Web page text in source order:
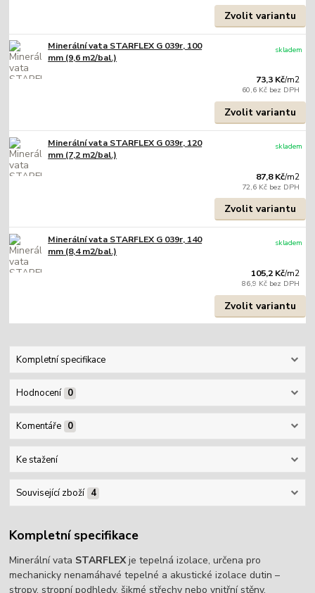
Zvolit variantu
Minerální vata STARFLEX G 039r, 100
mm (9,6 m2/bal.)
73,3 Kč/m2
60,6 Kč bez DPH
skladem
Zvolit variantu
Minerální vata STARFLEX G 039r, 120
mm (7,2 m2/bal.)
87,8 Kč/m2
72,6 Kč bez DPH
skladem
Zvolit variantu
Minerální vata STARFLEX G 039r, 140
mm (8,4 m2/bal.)
105,2 Kč/m2
86,9 Kč bez DPH
skladem
Zvolit variantu
Kompletní specifikace
Hodnocení 0
Komentáře 0
Ke stažení
Související zboží 4
Kompletní specifikace
Minerální vata STARFLEXje tepelná izolace, určena pro
mechanicky nenamáhavé tepelné a akustické izolace dutin –
stropy, stropní podhledy, šikmé střechy nebo vnitřní stěny.